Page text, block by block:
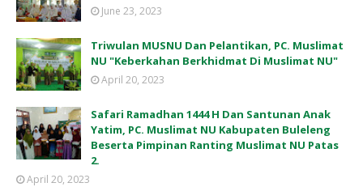
June 23, 2023
Triwulan MUSNU Dan Pelantikan, PC. Muslimat
NU "Keberkahan Berkhidmat Di Muslimat NU"
April 20, 2023
Safari Ramadhan 1444 H Dan Santunan Anak
Yatim, PC. Muslimat NU Kabupaten Buleleng
Beserta Pimpinan Ranting Muslimat NU Patas
2.
April 20, 2023